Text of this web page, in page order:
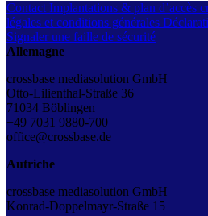
Contact Implantations & plan d’accès
légales et conditions générales
Signaler une faille de sécurité
Allemagne
crossbase mediasolution GmbH
Otto-Lilienthal-Straße 36
71034 Böblingen
+49 7031 9880-700
office@crossbase.de
Autriche
crossbase mediasolution GmbH
Konrad-Doppelmayr-Straße 15